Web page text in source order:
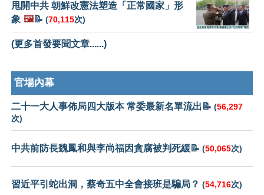
甩開中共 朝鮮改憲法塑造「正常國家」形
象 🖼️📝 (70,115次)
(更多首發要聞文章......)
官場內幕
二十一大人事佈局四大版本 常委最新名單流出📝 (56,297
次)
中共前防長魏鳳和與李尚福因貪腐被判死緩📝 (50,065次)
習近平引蛇出洞，蔡奇五中全會接班是騙局？ (54,716次)